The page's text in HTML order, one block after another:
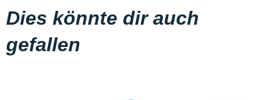
Dies könnte dir auch
gefallen